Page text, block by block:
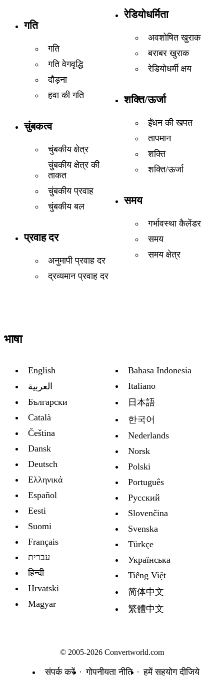
गति
गति
गति वेगवृद्धि
दौड़ना
हवा की गति
चुंबकत्व
चुंबकीय क्षेत्र
चुंबकीय क्षेत्र की
ताकत
चुंबकीय प्रवाह
चुंबकीय बल
प्रवाह दर
अनुमापी प्रवाह दर
द्रव्यमान प्रवाह दर
रेडियोधर्मिता
अवशोषित खुराक
बराबर खुराक
रेडियोधर्मी क्षय
शक्ति/ऊर्जा
ईंधन की खपत
तापमान
शक्ति
शक्ति/ऊर्जा
समय
गर्भावस्था कैलेंडर
समय
समय क्षेत्र
भाषा
English
العربية
Български
Català
Čeština
Dansk
Deutsch
Ελληνικά
Español
Eesti
Suomi
Français
עברית
हिन्दी
Hrvatski
Magyar
Bahasa Indonesia
Italiano
日本語
한국어
Nederlands
Norsk
Polski
Português
Русский
Slovenčina
Svenska
Türkçe
Украïнська
Tiếng Việt
简体中文
繁體中文
© 2005-2026 Convertworld.com
संपर्क करें गोपनीयता नीति हमें सहयोग दीजिये